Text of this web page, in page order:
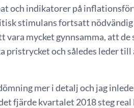
och indikatorer på
stimulans fortsatt
mycket gynnsamma, att de
pristrycket och således leder
mer i detalj och jag
fjärde kvartalet 2018 steg